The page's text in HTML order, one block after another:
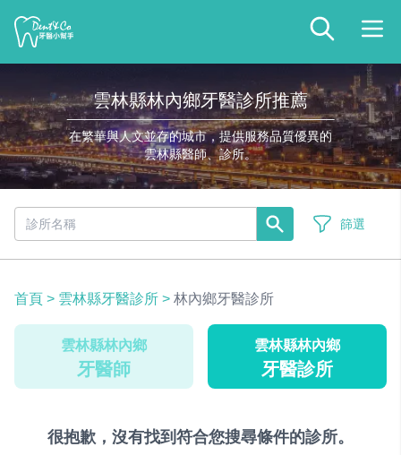
雲林縣林內鄉牙醫診所推薦
在繁華與人文並存的城市，提供服務品質優異的
雲林縣醫師、診所。
篩選
首頁 > 雲林縣牙醫診所 > 林內鄉牙醫診所
雲林縣林內鄉
牙醫師
雲林縣林內鄉
牙醫診所
很抱歉，沒有找到符合您搜尋條件的診所。